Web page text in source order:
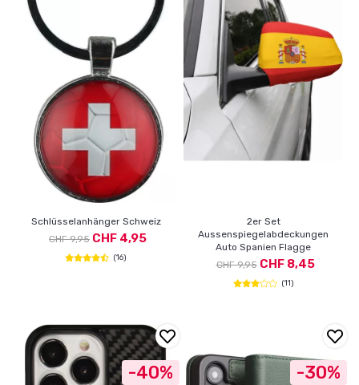
Schlüsselanhänger Schweiz
CHF 9,95 CHF 4,95
(16)
2er Set
Aussenspiegelabdeckungen
Auto Spanien Flagge
CHF 9,95CHF 8,45
(11)
-40% -30%